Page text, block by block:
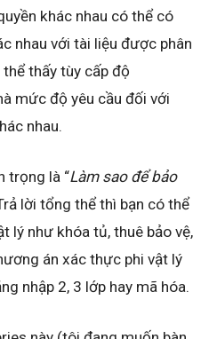
khác nhau có thể có
nhau với tài liệu được phân
thể thấy tùy cấp độ
mức độ yêu cầu đối với
nhau.
trọng là “Làm sao để bảo
lời tổng thể thì bạn có thể
lý như khóa tủ, thuê bảo vệ,
án xác thực phi vật lý
nhập 2, 3 lớp hay mã hóa.